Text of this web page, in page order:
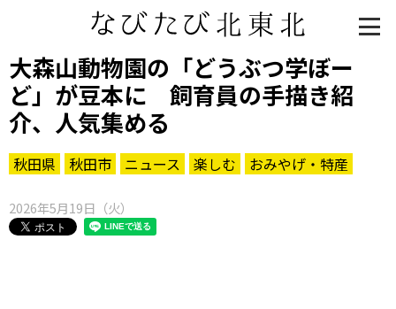
大森山動物園の「どうぶつ学ぼー
ど」が豆本に 飼育員の手描き紹
介、人気集める
秋田県 秋田市 ニュース 楽しむ おみやげ・特産
2026年5月19日（火）